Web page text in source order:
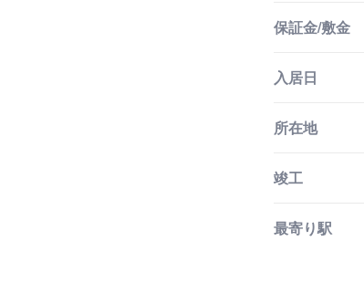
保証金/敷金
入居日
所在地
竣工
最寄り駅